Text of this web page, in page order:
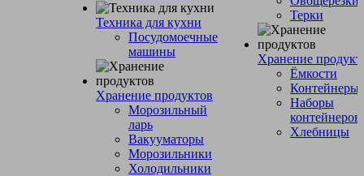
Техника для кухни
Посудомоечные
машины
Хранение продуктов
Морозильный
ларь
Вакууматоры
Морозильники
Холодильники
Терки
Хранение
Ёмкости
Контейнеры
Наборы
контейнеров
Хлебницы